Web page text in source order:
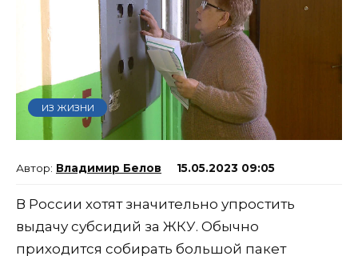
ИЗ ЖИЗНИ
Владимир Белов 15.05.2023 09:05
В России хотят значительно упростить
выдачу субсидий за ЖКУ. Обычно
приходится собирать большой пакет